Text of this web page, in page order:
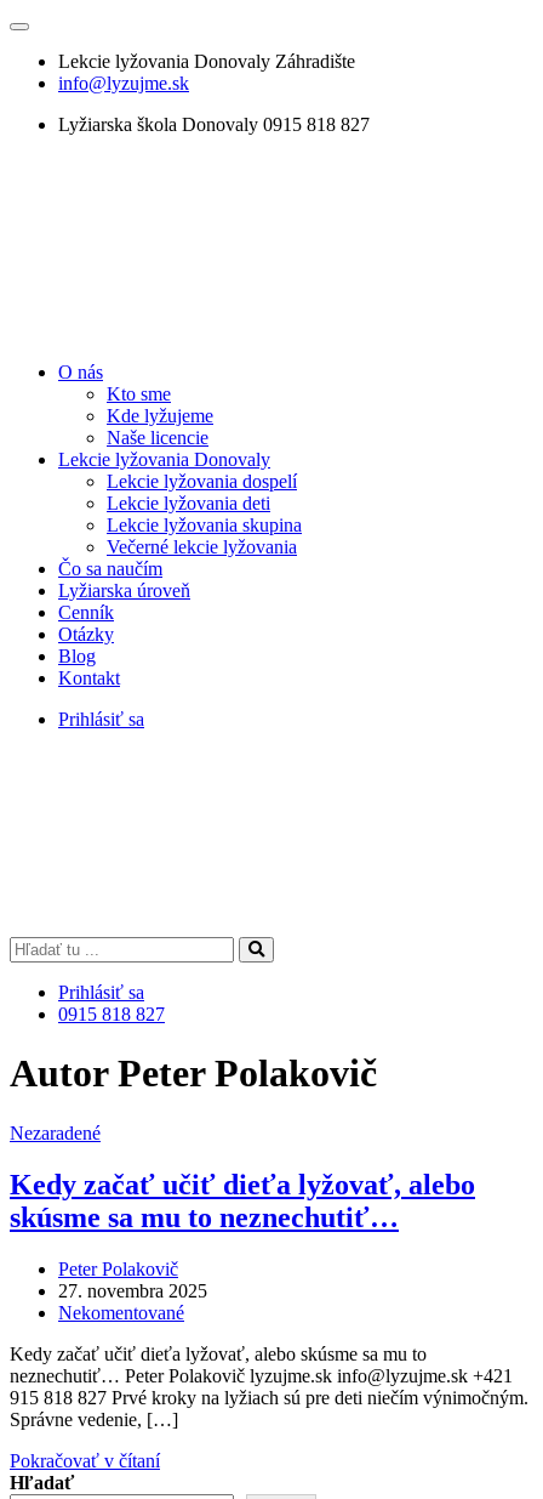
Lekcie lyžovania Donovaly Záhradište
info@lyzujme.sk
Lyžiarska škola Donovaly 0915 818 827
O nás
Kto sme
Kde lyžujeme
Naše licencie
Lekcie lyžovania Donovaly
Lekcie lyžovania dospelí
Lekcie lyžovania deti
Lekcie lyžovania skupina
Večerné lekcie lyžovania
Čo sa naučím
Lyžiarska úroveň
Cenník
Otázky
Blog
Kontakt
Prihlásiť sa
Prihlásiť sa
0915 818 827
AutorPeter Polakovič
Nezaradené
Kedy začať učiť dieťa lyžovať, alebo
skúsme sa mu to neznechutiť…
Peter Polakovič
27. novembra 2025
Nekomentované
Kedy začať učiť dieťa lyžovať, alebo skúsme sa mu to
neznechutiť… Peter Polakovič lyzujme.sk info@lyzujme.sk +421
915 818 827 Prvé kroky na lyžiach sú pre deti niečím výnimočným.
Správne vedenie, […]
Pokračovať v čítaní
Hľadať